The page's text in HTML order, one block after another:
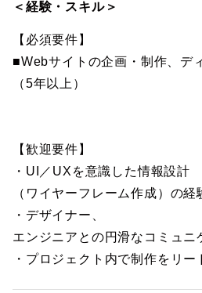
＜経験・スキル＞
【必須要件】
■Webサイトの企画・制作、デ
（5年以上）
【歓迎要件】
・UI／UXを意識した情報設計
（ワイヤーフレーム作成）の経
・デザイナー、
エンジニアとの円滑なコミュニ
・プロジェクト内で制作をリ